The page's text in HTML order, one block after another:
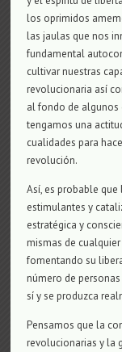
los oprimidos
las jaulas que nos
fundamental
cultivar nuestras
revolucionaria así
al fondo de algunos
tengamos una
cualidades para
revolución.
Así, es probable
estimulantes y
estratégica y
mismas de
fomentando su
número de
sí y se produzca
Pensamos que la
revolucionarias y la